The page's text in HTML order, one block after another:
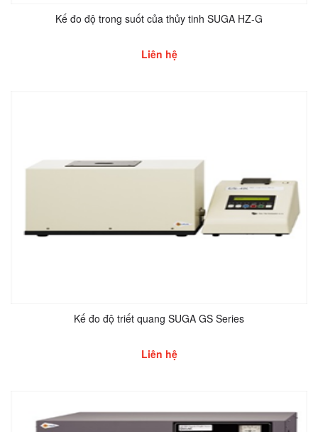
Kế đo độ trong suốt của thủy tinh SUGA HZ-G
Liên hệ
Kế đo độ triết quang SUGA GS Series
Liên hệ